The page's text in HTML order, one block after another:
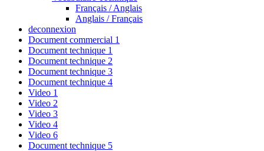
Français / Anglais
Anglais / Français
deconnexion
Document commercial 1
Document technique 1
Document technique 2
Document technique 3
Document technique 4
Video 1
Video 2
Video 3
Video 4
Video 6
Document technique 5